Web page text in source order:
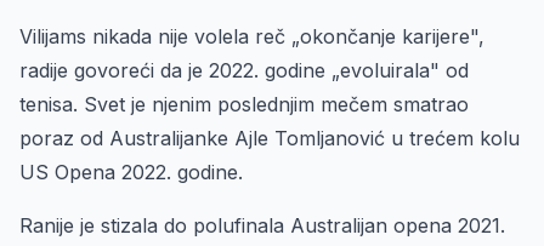
Vilijams nikada nije volela reč „okončanje karijere",
radije govoreći da je 2022. godine „evoluirala" od
tenisa. Svet je njenim poslednjim mečem smatrao
poraz od Australijanke Ajle Tomljanović u trećem kolu
US Opena 2022. godine.
Ranije je stizala do polufinala Australijan opena 2021.